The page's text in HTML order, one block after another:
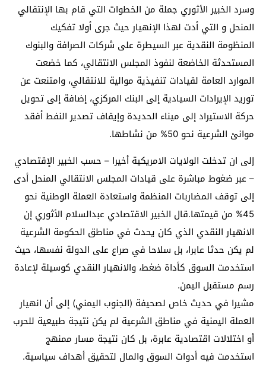
وسرد الخبير الأثوري جملة من الخطوات التي قام بها الإنتقالي
المنحل و التي أدت لهذا الإنهيار حيث جرى أولا تفكيك
المنظومة النقدية عبر السيطرة على شركات الصرافة والبنوك
المستحدثة الخاضعة لنفوذ المجلس الانتقالي، كما خضعت
الموارد العامة لقيادات تنفيذية موالية للانتقالي، وامتنعت عن
توريد الإيرادات السيادية إلى البنك المركزي، إضافة إلى تحويل
حركة الاستيراد إلى ميناء الحديدة وإيقاف تصدير النفط أفقد
موانئ الشرعية نحو 50% من نشاطها.
إلى ان تدخلت الولايات الامريكية أخيرا – حسب الخبير الإقتصادي
– عبر ضغوط مباشرة على قيادات المجلس الانتقالي المنحل أدى
إلى توقف المضاربات المنظمة واستعادة العملة الوطنية نحو
45% من قيمتها.قال الخبير الاقتصادي عبدالسلام الأثوري إن
الانهيار النقدي الذي كان يحدث في مناطق الحكومة الشرعية
لم يكن حدثا عابرا، بل سلاحا في صراع على الدولة نفسها، حيث
استخدمت السوق كأداة ضغط، والانهيار النقدي كوسيلة لإعادة
رسم مستقبل اليمن.
مشيرا في حديث خاص لصحيفة (الجنوب اليمني) إلى أن انهيار
العملة اليمنية في مناطق الشرعية لم يكن نتيجة طبيعية للحرب
أو اختلالات اقتصادية عابرة، بل كان نتيجة مسار ممنهج
استخدمت فيه أدوات السوق والمال لتحقيق أهداف سياسية.